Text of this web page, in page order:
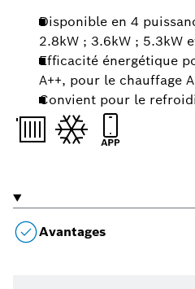
Disponible en 4
2.8kW ; 3.6kW ; 5.3kW
Efficacité énergétique
A++, pour le chauffage
Convient pour le
Avantages